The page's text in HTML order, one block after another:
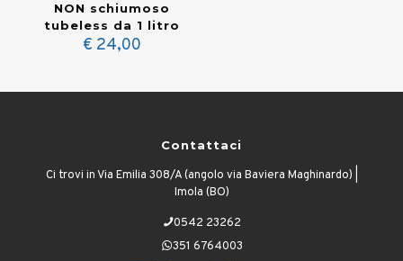
NON schiumoso
tubeless da 1 litro
€ 24,00
Contattaci
Ci trovi in Via Emilia 308/A (angolo via Baviera Maghinardo) |
Imola (BO)
0542 23262
351 6764003